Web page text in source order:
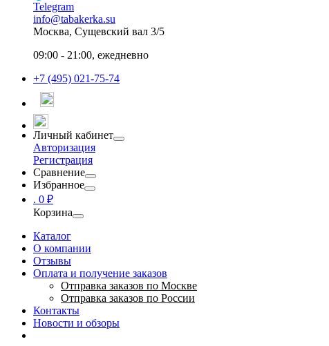
Telegram
info@tabakerka.su
Москва, Сущевский вал 3/5
09:00 - 21:00, ежедневно
+7 (495) 021-75-74
Личный кабинет
Авторизация
Регистрация
Сравнение
Избранное
. 0 ₽
Корзина
Каталог
О компании
Отзывы
Оплата и получение заказов
Отправка заказов по Москве
Отправка заказов по России
Контакты
Новости и обзоры